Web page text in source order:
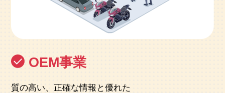
OEM事業
質の高い、正確な情報と優れた